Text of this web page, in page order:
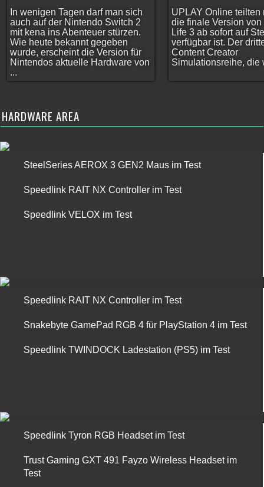
In wenigen Tagen darf man sich
auch auf der Nintendo Switch 2
mit kena ins Abenteuer stürzen.
Wie heute bekannt gegeben
wurde, erscheint die Version für
Nintendos aktuelle Hardware von
...
UPLAY Online teilten
die finale Version von
Life 3 ab sofort auf
verfügbar ist. Der
Content Creator
Simulationsreihe, die
HARDWARE AREA
SteelSeries AEROX 3 GEN2 Maus im Test
Speedlink RAIT NX Controller im Test
Speedlink VELOX im Test
Speedlink RAIT NX Controller im Test
Snakebyte GamePad RGB 4 für PlayStation 4 im Test
Speedlink TWINDOCK Ladestation (PS5) im Test
Speedlink Tyron RGB Headset im Test
Trust Gaming GXT 491 Fayzo Wireless Headset im
Test